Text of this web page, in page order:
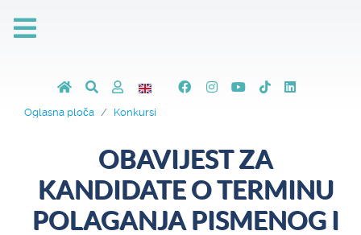
Oglasna ploča Konkursi
OBAVIJEST ZA
KANDIDATE O TERMINU
POLAGANJA PISMENOG I